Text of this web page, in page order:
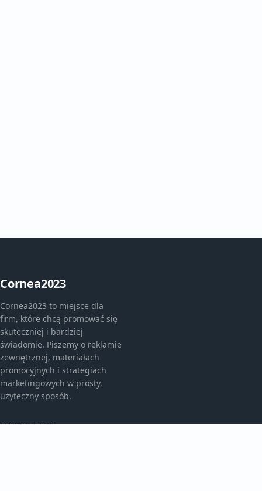
Cornea2023
Cornea2023 to miejsce dla
firm, które chcą promować się
skuteczniej i bardziej
świadomie. Piszemy o reklamie
zewnętrznej, materiałach
promocyjnych i strategiach
marketingowych w prosty,
użyteczny sposób.
KATEGORIE